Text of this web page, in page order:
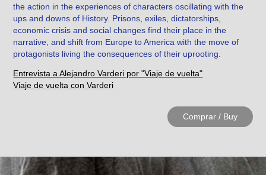
the action in the experiences of characters oscillating with the
ups and downs of History. Prisons, exiles, dictatorships,
economic crisis and social changes find their place in the
narrative, and shift from Europe to America with the move of
protagonists living the consequences of their uprooting.
Entrevista a Alejandro Varderi por "Viaje de vuelta"
Viaje de vuelta con Varderi
Comprar / Buy